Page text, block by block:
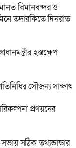
বিমানবন্দর ও
তদারকিতে দিনরাত
হস্তক্ষেপ
সৌজন্য সাক্ষাৎ
প্রণয়নের
সঠিক তথ্যভান্ডার